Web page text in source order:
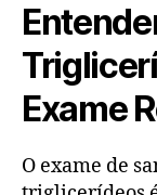
Exame
O exame de